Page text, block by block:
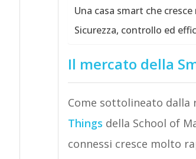
Una casa smart che
Sicurezza, controllo ed
Il mercato della
Come sottolineato dalla
Things della School of
connessi cresce molto